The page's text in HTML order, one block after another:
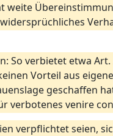
So verbietet etwa
Vorteil aus
geschaffen
verbotenes venire
verpflichtet seien,